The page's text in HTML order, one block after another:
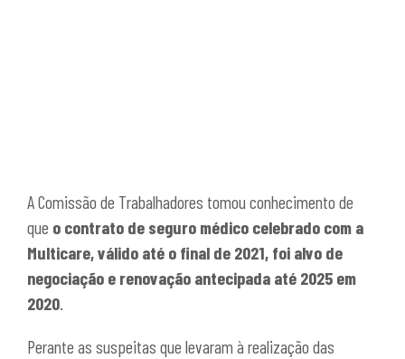
A Comissão de Trabalhadores tomou conhecimento de
que o contrato de seguro médico celebrado com a
Multicare, válido até o final de 2021, foi alvo de
negociação e renovação antecipada até 2025 em
2020.
Perante as suspeitas que levaram à realização das